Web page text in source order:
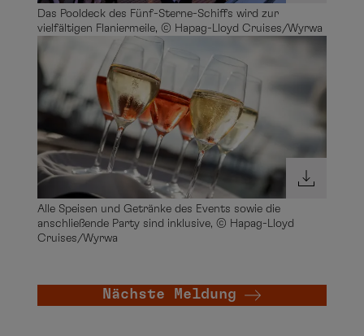
Das Pooldeck des Fünf-Sterne-Schiffs wird zur
vielfältigen Flaniermeile, © Hapag-Lloyd Cruises/Wyrwa
Alle Speisen und Getränke des Events sowie die
anschließende Party sind inklusive, © Hapag-Lloyd
Cruises/Wyrwa
Nächste Meldung